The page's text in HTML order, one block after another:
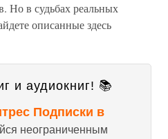
Но в судьбах реальных
описанные здесь
и аудиокниг! 📚
Подписки в
неограниченным